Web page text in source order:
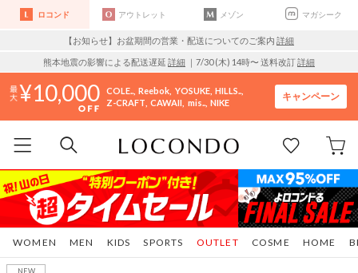
ロコンド アウトレット メゾン マガシーク
【お知らせ】お盆期間の営業・配送についてのご案内 詳細
熊本地震の影響による配送遅延 詳細 ｜7/30 (木) 14時〜 送料改訂詳細
10,000 COLE.. Reebok YOSUKE HILLS..
Z-CRAFT CAWAII mis.. NIKE
キャンペーン
WOMEN MEN KIDS SPORTS COSME HOME
OUTLET